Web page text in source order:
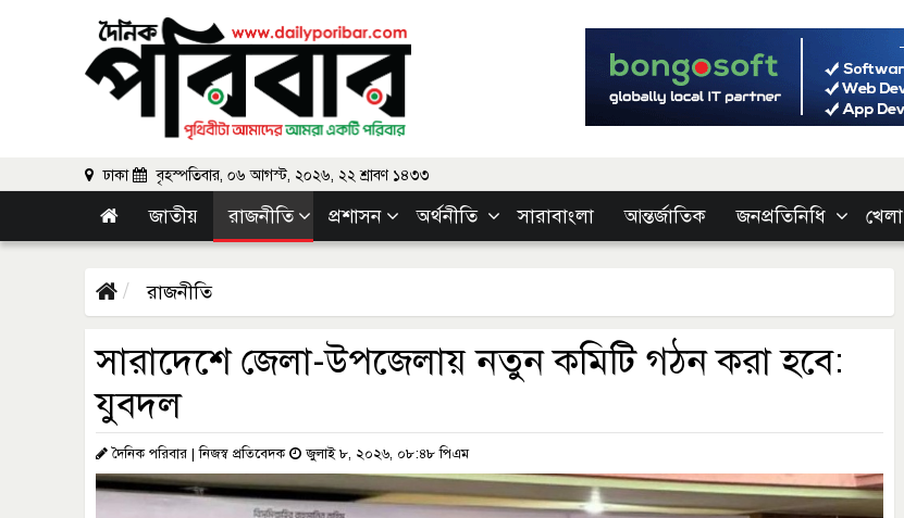
ঢাকা বৃহস্পতিবার, ০৬ আগস্ট, ২০২৬, ২২ শ্রাবণ ১৪৩৩
জাতীয় রাজনীতি প্রশাসন অর্থনীতি সারাবাংলা আন্তর্জাতিক জনপ্রতিনিধি খেলা
রাজনীতি
সারাদেশে জেলা-উপজেলায় নতুন কমিটি গঠন করা হবে:
যুবদল
দৈনিক পরিবার | নিজস্ব প্রতিবেদক জুলাই ৮, ২০২৬, ০৮:৪৮ পিএম